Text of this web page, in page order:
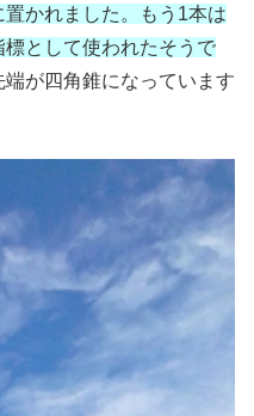
かれました。もう1本は
として使われたそうで
が四角錐になっています